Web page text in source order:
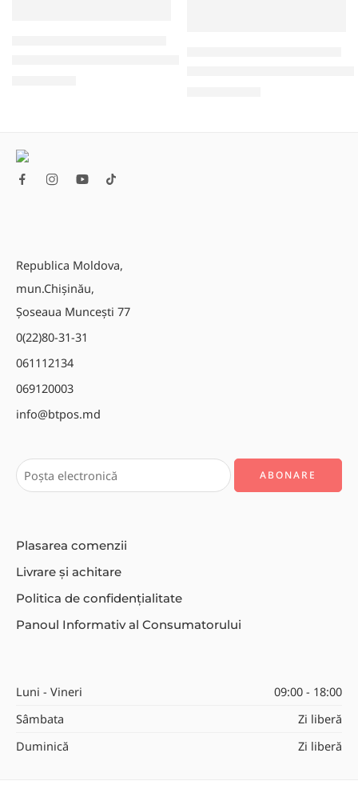
Republica Moldova,
mun.Chișinău,
Șoseaua Muncești 77
0(22)80-31-31
061112134
069120003
info@btpos.md
Plasarea comenzii
Livrare și achitare
Politica de confidențialitate
Panoul Informativ al Consumatorului
Luni - Vineri
09:00 - 18:00
Sâmbata
Zi liberă
Duminică
Zi liberă